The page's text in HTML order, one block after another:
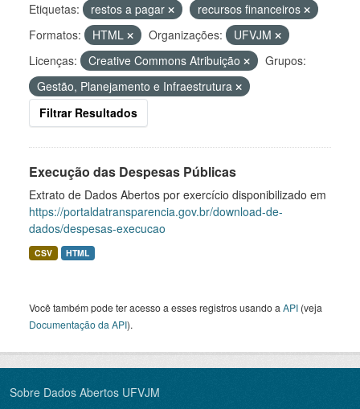
Etiquetas: restos a pagar
recursos financeiros
Formatos:
HTML Organizações:
UFVJM
Licenças:
Creative Commons Atribuição
Grupos:
Gestão, Planejamento e Infraestrutura
Filtrar Resultados
Execução das Despesas Públicas
Extrato de Dados Abertos por exercício disponibilizado em
https://portaldatransparencia.gov.br/download-de-
dados/despesas-execucao
CSV HTML
Você também pode ter acesso a esses registros usando a API (veja
Documentação da API).
Sobre Dados Abertos UFVJM